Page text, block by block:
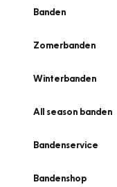
Banden
Zomerbanden
Winterbanden
All season banden
Bandenservice
Bandenshop